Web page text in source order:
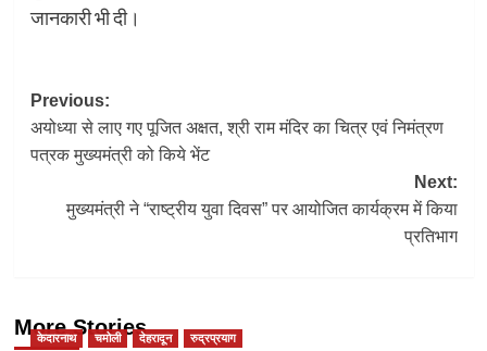
जानकारी भी दी।
Post
navigation
Previous:
अयोध्या से लाए गए पूजित अक्षत, श्री राम मंदिर का चित्र एवं निमंत्रण
पत्रक मुख्यमंत्री को किये भेंट
Next:
मुख्यमंत्री ने “राष्ट्रीय युवा दिवस” पर आयोजित कार्यक्रम में किया
प्रतिभाग
More Stories
केदारनाथ चमोली देहरादून रुद्रप्रयाग